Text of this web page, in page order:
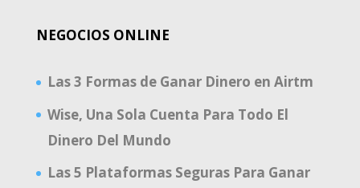
NEGOCIOS ONLINE
Las 3 Formas de Ganar Dinero en Airtm
Wise, Una Sola Cuenta Para Todo El
Dinero Del Mundo
Las 5 Plataformas Seguras Para Ganar